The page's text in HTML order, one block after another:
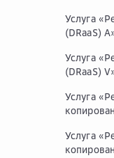
Услуга
(DRaaS)
Услуга
(DRaaS)
Услуга
Услуга